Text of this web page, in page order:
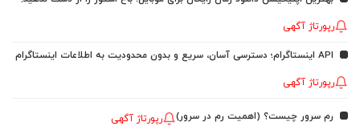
رپورتاژ آگهی
API اینستاگرام؛ دسترسی آسان، سریع و بدون محدودیت به اطلاعات اینستاگرام
رپورتاژ آگهی
رم سرور چیست؟ (اهمیت رم در سرور) رپورتاژ آگهی